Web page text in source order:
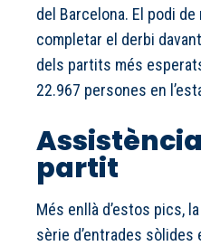
del Barcelona. El podi
completar el derbi
dels partits més
22.967 persones en
partit
Més enllà d’estos pics,
sèrie d’entrades